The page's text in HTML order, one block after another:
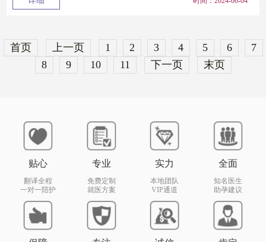
首页 上一页 1 2 3 4 5 6
7
8
9 10 11 下一页 末页
贴心
翻译全程
一对一陪护
专业
免费定制
就医方案
实力
本地团队
VIP通道
全面
知名医生
助孕建议